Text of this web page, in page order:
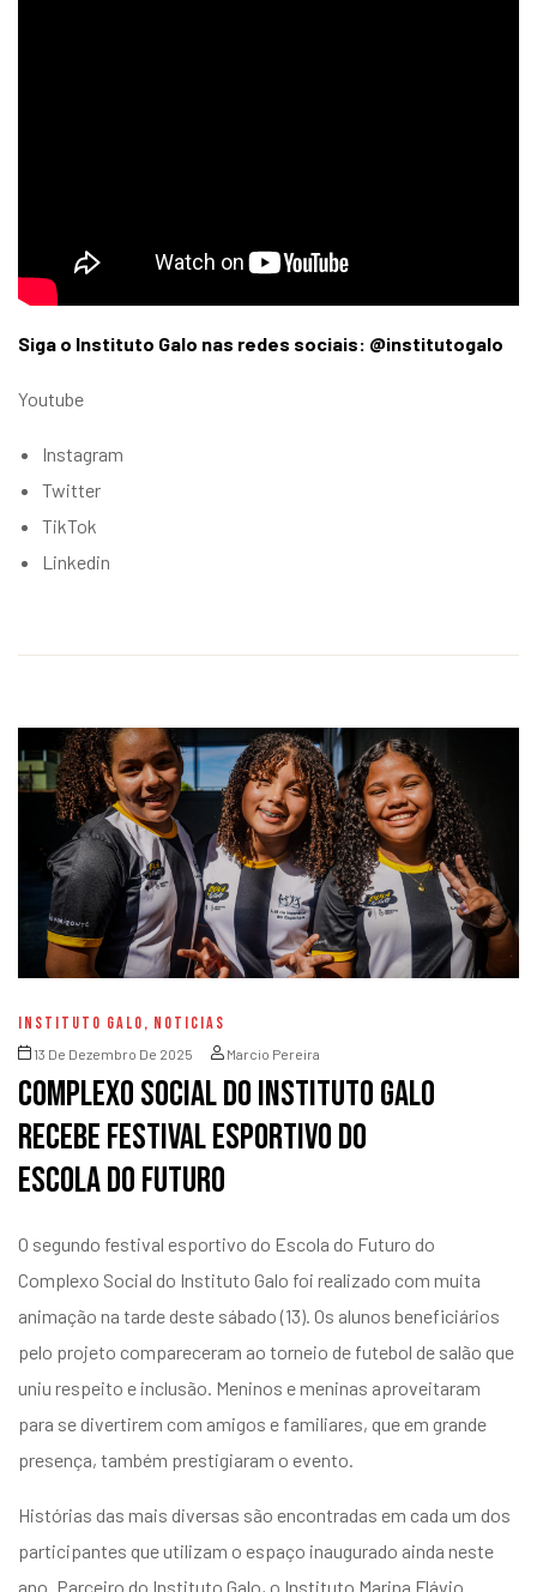
Siga o Instituto Galo nas redes sociais: @institutogalo
Youtube
Instagram
Twitter
TikTok
Linkedin
INSTITUTO GALO, NOTICIAS
13 De Dezembro De 2025 Marcio Pereira
Complexo social do Instituto Galo
recebe festival esportivo do
Escola do Futuro
O segundo festival esportivo do Escola do Futuro do
Complexo Social do Instituto Galo foi realizado com muita
animação na tarde deste sábado (13). Os alunos beneficiários
pelo projeto compareceram ao torneio de futebol de salão que
uniu respeito e inclusão. Meninos e meninas aproveitaram
para se divertirem com amigos e familiares, que em grande
presença, também prestigiaram o evento.
Histórias das mais diversas são encontradas em cada um dos
participantes que utilizam o espaço inaugurado ainda neste
ano. Parceiro do Instituto Galo, o Instituto Marina Flávio